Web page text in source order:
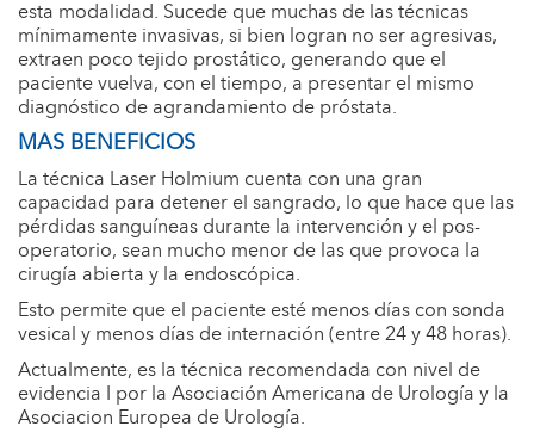
esta modalidad. Sucede que muchas de las técnicas
mínimamente invasivas, si bien logran no ser agresivas,
extraen poco tejido prostático, generando que el
paciente vuelva, con el tiempo, a presentar el mismo
diagnóstico de agrandamiento de próstata.
MAS BENEFICIOS
La técnica Laser Holmium cuenta con una gran
capacidad para detener el sangrado, lo que hace que las
pérdidas sanguíneas durante la intervención y el pos-
operatorio, sean mucho menor de las que provoca la
cirugía abierta y la endoscópica.
Esto permite que el paciente esté menos días con sonda
vesical y menos días de internación (entre 24 y 48 horas).
Actualmente, es la técnica recomendada con nivel de
evidencia I por la Asociación Americana de Urología y la
Asociacion Europea de Urología.